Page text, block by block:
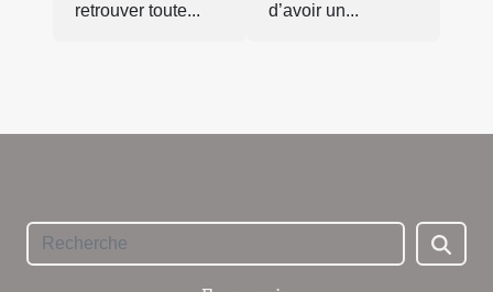
retrouver toute...
d’avoir un...